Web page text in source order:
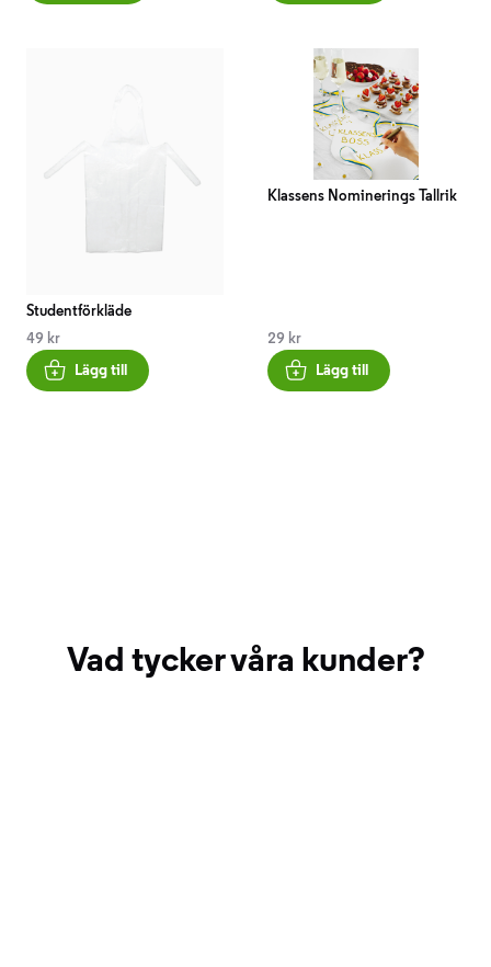
Studentförkläde
Lägg till
49 kr
Klassens Nominerings Tallrik
Lägg till
29 kr
Vad tycker våra kunder?